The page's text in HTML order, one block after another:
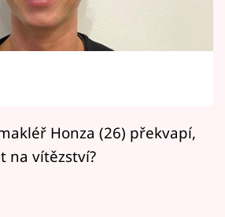
Karlovy Vary
Honza (26) překvapí,
na vítězství?